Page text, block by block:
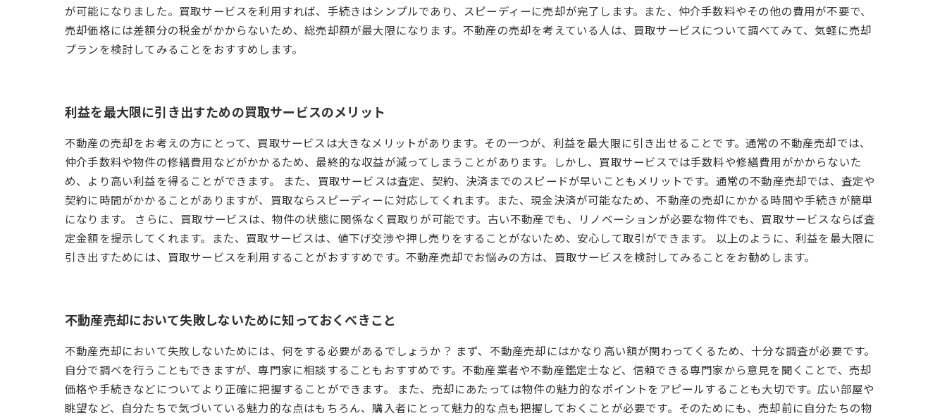
が可能になりました。買取サービスを利用すれば、手続きはシンプルであり、スピーディーに売却が完了します。また、仲介手数料やその他の費用が不要で、
売却価格には差額分の税金がかからないため、総売却額が最大限になります。不動産の売却を考えている人は、買取サービスについて調べてみて、気軽に売却
プランを検討してみることをおすすめします。
利益を最大限に引き出すための買取サービスのメリット
不動産の売却をお考えの方にとって、買取サービスは大きなメリットがあります。その一つが、利益を最大限に引き出せることです。通常の不動産売却では、
仲介手数料や物件の修繕費用などがかかるため、最終的な収益が減ってしまうことがあります。しかし、買取サービスでは手数料や修繕費用がかからないた
め、より高い利益を得ることができます。 また、買取サービスは査定、契約、決済までのスピードが早いこともメリットです。通常の不動産売却では、査定や
契約に時間がかかることがありますが、買取ならスピーディーに対応してくれます。また、現金決済が可能なため、不動産の売却にかかる時間や手続きが簡単
になります。 さらに、買取サービスは、物件の状態に関係なく買取りが可能です。古い不動産でも、リノベーションが必要な物件でも、買取サービスならば査
定金額を提示してくれます。また、買取サービスは、値下げ交渉や押し売りをすることがないため、安心して取引ができます。 以上のように、利益を最大限に
引き出すためには、買取サービスを利用することがおすすめです。不動産売却でお悩みの方は、買取サービスを検討してみることをお勧めします。
不動産売却において失敗しないために知っておくべきこと
不動産売却において失敗しないためには、何をする必要があるでしょうか？ まず、不動産売却にはかなり高い額が関わってくるため、十分な調査が必要です。
自分で調べを行うこともできますが、専門家に相談することもおすすめです。不動産業者や不動産鑑定士など、信頼できる専門家から意見を聞くことで、売却
価格や手続きなどについてより正確に把握することができます。 また、売却にあたっては物件の魅力的なポイントをアピールすることも大切です。広い部屋や
眺望など、自分たちで気づいている魅力的な点はもちろん、購入者にとって魅力的な点も把握しておくことが必要です。そのためにも、売却前に自分たちの物